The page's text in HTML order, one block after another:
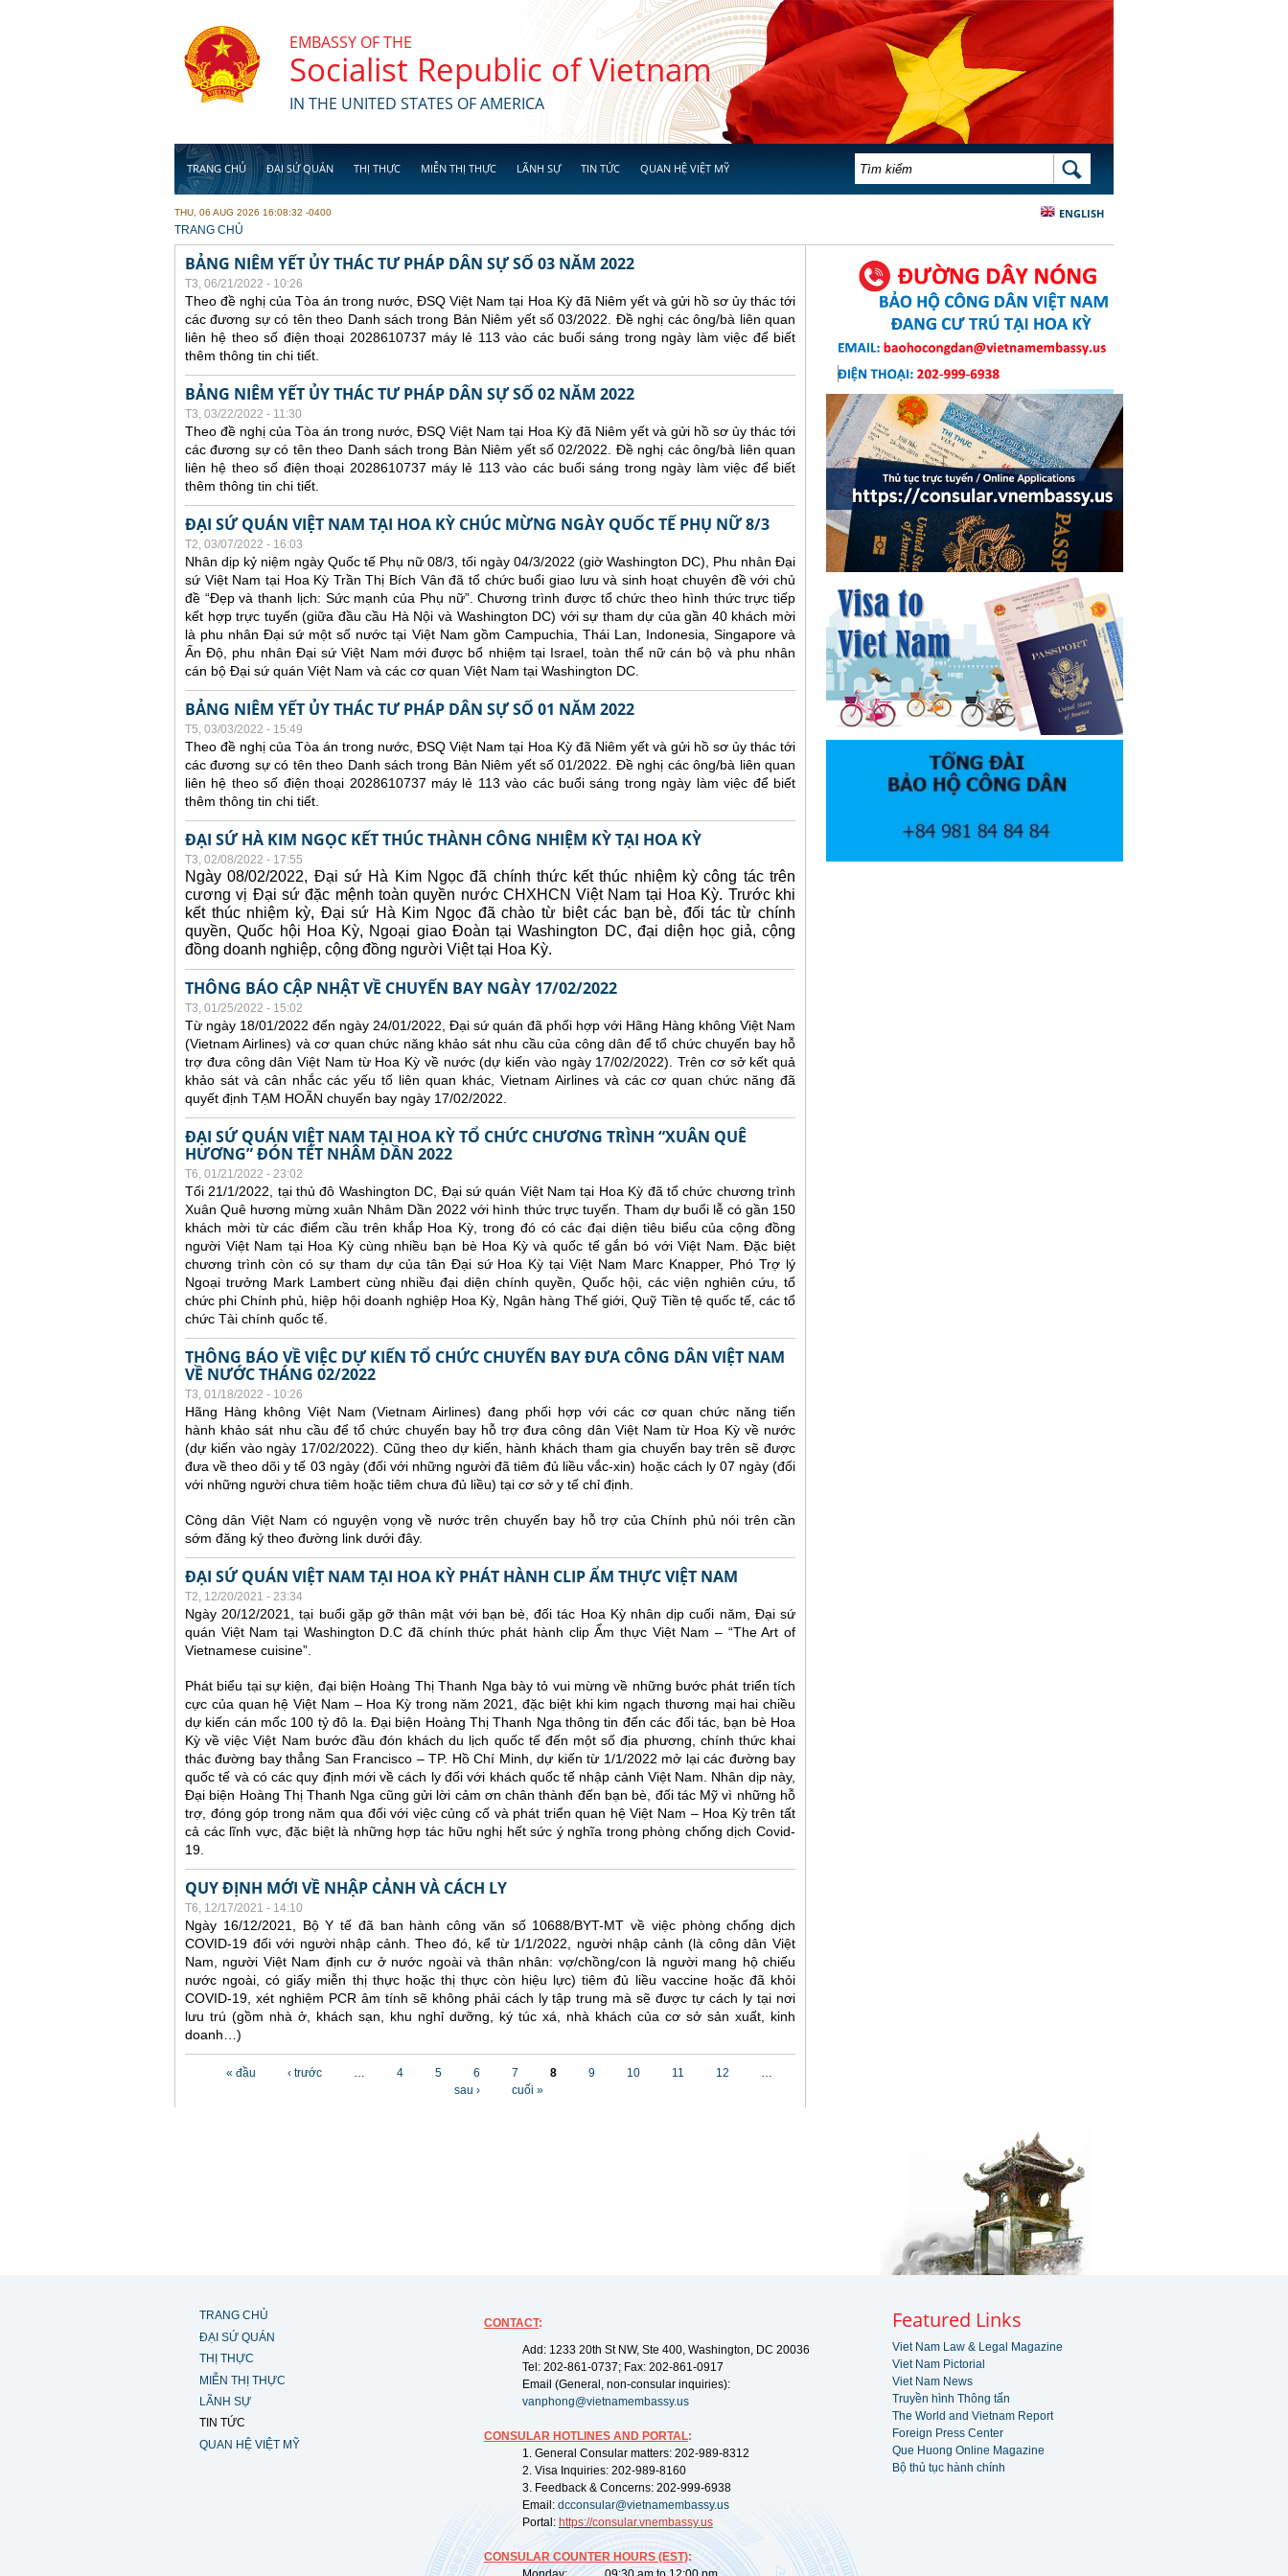
EMBASSY OF THE
Socialist Republic of Vietnam
IN THE UNITED STATES OF AMERICA
TRANG CHỦ ĐẠI SỨ QUÁN THỊ THỰC MIỄN THỊ THỰC LÃNH SỰ TIN TỨC QUAN HỆ VIỆT MỸ BIỂU MẪU TÌM KIẾM TÌM KIẾM
ENGLISH
THU, 06 AUG 2026 16:08:32 -0400
YOU ARE HERE
TRANG CHỦ
BẢNG NIÊM YẾT ỦY THÁC TƯ PHÁP DÂN SỰ SỐ 03 NĂM 2022
T3, 06/21/2022 - 10:26
Theo đề nghị của Tòa án trong nước, ĐSQ Việt Nam tại Hoa Kỳ đã Niêm yết và gửi hồ sơ ủy thác tới
các đương sự có tên theo Danh sách trong Bản Niêm yết số 03/2022. Đề nghị các ông/bà liên quan
liên hệ theo số điện thoại 2028610737 máy lẻ 113 vào các buổi sáng trong ngày làm việc để biết
thêm thông tin chi tiết.
BẢNG NIÊM YẾT ỦY THÁC TƯ PHÁP DÂN SỰ SỐ 02 NĂM 2022
T3, 03/22/2022 - 11:30
Theo đề nghị của Tòa án trong nước, ĐSQ Việt Nam tại Hoa Kỳ đã Niêm yết và gửi hồ sơ ủy thác tới
các đương sự có tên theo Danh sách trong Bản Niêm yết số 02/2022. Đề nghị các ông/bà liên quan
liên hệ theo số điện thoại 2028610737 máy lẻ 113 vào các buổi sáng trong ngày làm việc để biết
thêm thông tin chi tiết.
ĐẠI SỨ QUÁN VIỆT NAM TẠI HOA KỲ CHÚC MỪNG NGÀY QUỐC TẾ PHỤ NỮ 8/3
T2, 03/07/2022 - 16:03
Nhân dịp kỷ niệm ngày Quốc tế Phụ nữ 08/3, tối ngày 04/3/2022 (giờ Washington DC), Phu nhân Đại
sứ Việt Nam tại Hoa Kỳ Trần Thị Bích Vân đã tổ chức buổi giao lưu và sinh hoạt chuyên đề với chủ
đề “Đẹp và thanh lịch: Sức mạnh của Phụ nữ”. Chương trình được tổ chức theo hình thức trực tiếp
kết hợp trực tuyến (giữa đầu cầu Hà Nội và Washington DC) với sự tham dự của gần 40 khách mời
là phu nhân Đại sứ một số nước tại Việt Nam gồm Campuchia, Thái Lan, Indonesia, Singapore và
Ấn Độ, phu nhân Đại sứ Việt Nam mới được bổ nhiệm tại Israel, toàn thể nữ cán bộ và phu nhân
cán bộ Đại sứ quán Việt Nam và các cơ quan Việt Nam tại Washington DC.
BẢNG NIÊM YẾT ỦY THÁC TƯ PHÁP DÂN SỰ SỐ 01 NĂM 2022
T5, 03/03/2022 - 15:49
Theo đề nghị của Tòa án trong nước, ĐSQ Việt Nam tại Hoa Kỳ đã Niêm yết và gửi hồ sơ ủy thác tới
các đương sự có tên theo Danh sách trong Bản Niêm yết số 01/2022. Đề nghị các ông/bà liên quan
liên hệ theo số điện thoại 2028610737 máy lẻ 113 vào các buổi sáng trong ngày làm việc để biết
thêm thông tin chi tiết.
ĐẠI SỨ HÀ KIM NGỌC KẾT THÚC THÀNH CÔNG NHIỆM KỲ TẠI HOA KỲ
T3, 02/08/2022 - 17:55
Ngày 08/02/2022, Đại sứ Hà Kim Ngọc đã chính thức kết thúc nhiệm kỳ công tác trên
cương vị Đại sứ đặc mệnh toàn quyền nước CHXHCN Việt Nam tại Hoa Kỳ. Trước khi
kết thúc nhiệm kỳ, Đại sứ Hà Kim Ngọc đã chào từ biệt các bạn bè, đối tác từ chính
quyền, Quốc hội Hoa Kỳ, Ngoại giao Đoàn tại Washington DC, đại diện học giả, cộng
đồng doanh nghiệp, cộng đồng người Việt tại Hoa Kỳ.
THÔNG BÁO CẬP NHẬT VỀ CHUYẾN BAY NGÀY 17/02/2022
T3, 01/25/2022 - 15:02
Từ ngày 18/01/2022 đến ngày 24/01/2022, Đại sứ quán đã phối hợp với Hãng Hàng không Việt Nam
(Vietnam Airlines) và cơ quan chức năng khảo sát nhu cầu của công dân để tổ chức chuyến bay hỗ
trợ đưa công dân Việt Nam từ Hoa Kỳ về nước (dự kiến vào ngày 17/02/2022). Trên cơ sở kết quả
khảo sát và cân nhắc các yếu tố liên quan khác, Vietnam Airlines và các cơ quan chức năng đã
quyết định TẠM HOÃN chuyến bay ngày 17/02/2022.
ĐẠI SỨ QUÁN VIỆT NAM TẠI HOA KỲ TỔ CHỨC CHƯƠNG TRÌNH “XUÂN QUÊ
HƯƠNG” ĐÓN TẾT NHÂM DẦN 2022
T6, 01/21/2022 - 23:02
Tối 21/1/2022, tại thủ đô Washington DC, Đại sứ quán Việt Nam tại Hoa Kỳ đã tổ chức chương trình
Xuân Quê hương mừng xuân Nhâm Dần 2022 với hình thức trực tuyến. Tham dự buổi lễ có gần 150
khách mời từ các điểm cầu trên khắp Hoa Kỳ, trong đó có các đại diện tiêu biểu của cộng đồng
người Việt Nam tại Hoa Kỳ cùng nhiều bạn bè Hoa Kỳ và quốc tế gắn bó với Việt Nam. Đặc biệt
chương trình còn có sự tham dự của tân Đại sứ Hoa Kỳ tại Việt Nam Marc Knapper, Phó Trợ lý
Ngoại trưởng Mark Lambert cùng nhiều đại diện chính quyền, Quốc hội, các viện nghiên cứu, tổ
chức phi Chính phủ, hiệp hội doanh nghiệp Hoa Kỳ, Ngân hàng Thế giới, Quỹ Tiền tệ quốc tế, các tổ
chức Tài chính quốc tế.
THÔNG BÁO VỀ VIỆC DỰ KIẾN TỔ CHỨC CHUYẾN BAY ĐƯA CÔNG DÂN VIỆT NAM
VỀ NƯỚC THÁNG 02/2022
T3, 01/18/2022 - 10:26
Hãng Hàng không Việt Nam (Vietnam Airlines) đang phối hợp với các cơ quan chức năng tiến
hành khảo sát nhu cầu để tổ chức chuyến bay hỗ trợ đưa công dân Việt Nam từ Hoa Kỳ về nước
(dự kiến vào ngày 17/02/2022).
Cũng theo dự kiến, hành khách tham gia chuyến bay trên sẽ được
đưa về theo dõi y tế 03 ngày (đối với những người đã tiêm đủ liều vắc-xin) hoặc cách ly 07 ngày (đối
với những người chưa tiêm hoặc tiêm chưa đủ liều) tại cơ sở y tế chỉ định.
Công dân Việt Nam có nguyện vọng về nước trên chuyến bay hỗ trợ của Chính phủ nói trên cần
sớm đăng ký theo đường link dưới đây.
ĐẠI SỨ QUÁN VIỆT NAM TẠI HOA KỲ PHÁT HÀNH CLIP ẨM THỰC VIỆT NAM
T2, 12/20/2021 - 23:34
Ngày 20/12/2021, tại buổi gặp gỡ thân mật với bạn bè, đối tác Hoa Kỳ nhân dịp cuối năm, Đại sứ
quán Việt Nam tại Washington D.C đã chính thức phát hành clip Ẩm thực Việt Nam – “The Art of
Vietnamese cuisine”.
Phát biểu tại sự kiện, đại biện Hoàng Thị Thanh Nga bày tỏ vui mừng về những bước phát triển tích
cực của quan hệ Việt Nam – Hoa Kỳ trong năm 2021, đặc biệt khi kim ngạch thương mại hai chiều
dự kiến cán mốc 100 tỷ đô la. Đại biện Hoàng Thị Thanh Nga thông tin đến các đối tác, bạn bè Hoa
Kỳ về việc Việt Nam bước đầu đón khách du lịch quốc tế đến một số địa phương, chính thức khai
thác đường bay thẳng San Francisco – TP. Hồ Chí Minh, dự kiến từ 1/1/2022 mở lại các đường bay
quốc tế và có các quy định mới về cách ly đối với khách quốc tế nhập cảnh Việt Nam. Nhân dịp này,
Đại biện Hoàng Thị Thanh Nga cũng gửi lời cảm ơn chân thành đến bạn bè, đối tác Mỹ vì những hỗ
trợ, đóng góp trong năm qua đối với việc củng cố và phát triển quan hệ Việt Nam – Hoa Kỳ trên tất
cả các lĩnh vực, đặc biệt là những hợp tác hữu nghị hết sức ý nghĩa trong phòng chống dịch Covid-
19.
QUY ĐỊNH MỚI VỀ NHẬP CẢNH VÀ CÁCH LY
T6, 12/17/2021 - 14:10
Ngày 16/12/2021, Bộ Y tế đã ban hành công văn số 10688/BYT-MT về việc phòng chống dịch
COVID-19 đối với người nhập cảnh. Theo đó, kể từ 1/1/2022, người nhập cảnh (là công dân Việt
Nam, người Việt Nam định cư ở nước ngoài và thân nhân: vợ/chồng/con là người mang hộ chiếu
nước ngoài, có giấy miễn thị thực hoặc thị thực còn hiệu lực) tiêm đủ liều vaccine hoặc đã khỏi
COVID-19, xét nghiệm PCR âm tính sẽ không phải cách ly tập trung mà sẽ được tự cách ly tại nơi
lưu trú (gồm nhà ở, khách sạn, khu nghỉ dưỡng, ký túc xá, nhà khách của cơ sở sản xuất, kinh
doanh…)
« đầu ‹ trước … 4 5 6 7 8 9 10 11 12
…
sau ›
cuối »
TRANG CHỦ
ĐẠI SỨ QUÁN
THỊ THỰC
MIỄN THỊ THỰC
LÃNH SỰ
TIN TỨC
QUAN HỆ VIỆT MỸ
CONTACT:
Add: 1233 20th St NW, Ste 400, Washington, DC 20036
Tel: 202-861-0737; Fax: 202-861-0917
Email (General, non-consular inquiries):
vanphong@vietnamembassy.us
CONSULAR HOTLINES AND PORTAL:
1. General Consular matters: 202-989-8312
2. Visa Inquiries: 202-989-8160
3. Feedback & Concerns: 202-999-6938
Email: dcconsular@vietnamembassy.us
Portal: https://consular.vnembassy.us
CONSULAR COUNTER HOURS (EST):
Featured Links
Viet Nam Law & Legal Magazine
Viet Nam Pictorial
Viet Nam News
Truyền hình Thông tấn
The World and Vietnam Report
Foreign Press Center
Que Huong Online Magazine
Bộ thủ tục hành chính